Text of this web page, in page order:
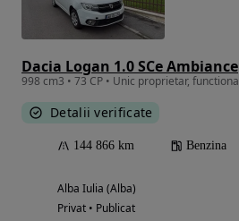
Dacia Logan 1.0 SCe Ambiance
Detalii verificate
144 866 km Benzina
Alba Iulia (Alba)
Privat • Publicat